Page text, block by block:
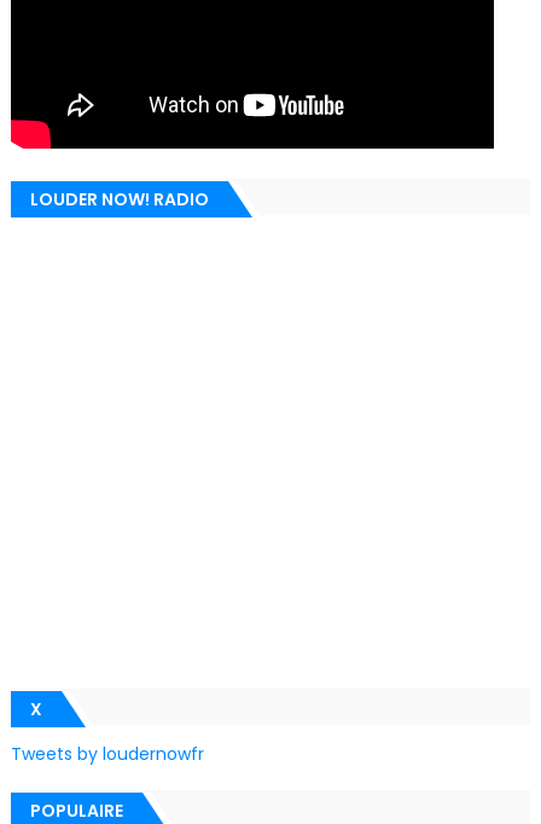
LOUDER NOW! RADIO
X
Tweets by loudernowfr
POPULAIRE